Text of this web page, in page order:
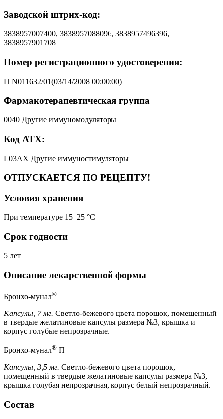
Заводской штрих-код:
3838957007400, 3838957088096, 3838957496396,
3838957901708
Номер регистрационного удостоверения:
П N011632/01(03/14/2008 00:00:00)
Фармакотерапевтическая группа
0040 Другие иммуномодуляторы
Код АТХ:
L03AX Другие иммуностимуляторы
ОТПУСКАЕТСЯ ПО РЕЦЕПТУ!
Условия хранения
При температуре 15–25 °C
Срок годности
5 лет
Описание лекарственной формы
Бронхо-мунал®
Капсулы, 7 мг. Светло-бежевого цвета порошок, помещенный
в твердые желатиновые капсулы размера №3, крышка и
корпус голубые непрозрачные.
Бронхо-мунал® П
Капсулы, 3,5 мг. Светло-бежевого цвета порошок,
помещенный в твердые желатиновые капсулы размера №3,
крышка голубая непрозрачная, корпус белый непрозрачный.
Состав